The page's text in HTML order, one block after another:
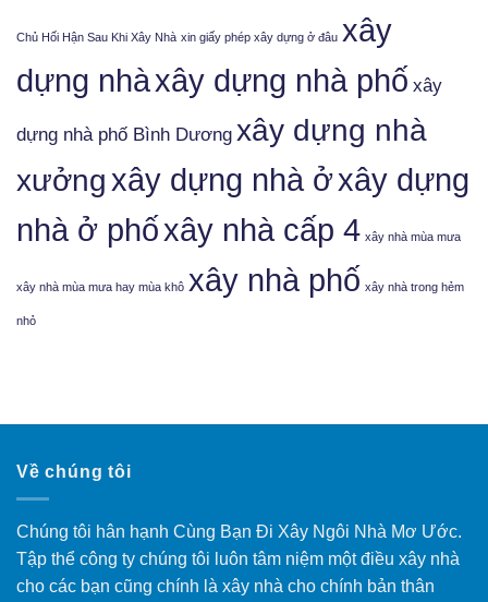
Chủ Hối Hận Sau Khi Xây Nhà xin giấy phép xây dựng ở đâu xây
dựng nhàxây dựng nhà phố xây
dựng nhà phố Bình Dương xây dựng nhà
xưởngxây dựng nhà ởxây dựng
nhà ở phốxây nhà cấp 4 xây nhà mùa mưa
xây nhà mùa mưa hay mùa khô xây nhà phố xây nhà trong hẻm
nhỏ
Về chúng tôi
Chúng tôi hân hạnh Cùng Bạn Đi Xây Ngôi Nhà Mơ Ước.
Tập thể công ty chúng tôi luôn tâm niệm một điều xây nhà
cho các bạn cũng chính là xây nhà cho chính bản thân